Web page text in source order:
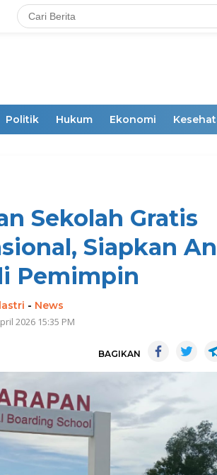
Politik Hukum Ekonomi
Sekolah Gratis
Siapkan
Pemimpin
- News
2026 15:35 PM
BAGIKAN